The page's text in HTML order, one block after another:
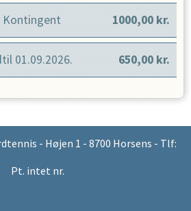
Kontingent 1000,00 kr.
01.09.2026. 650,00 kr.
- Højen 1 - 8700 Horsens - Tlf:
Pt. intet nr.